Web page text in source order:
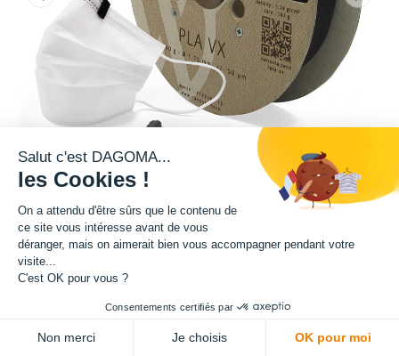
Matière : PLA VX
Diamètre : 1.75 mm
Grammage : 2000 g
Salut c'est DAGOMA...
les Cookies !
On a attendu d'être sûrs que le contenu de
ce site vous intéresse avant de vous
déranger, mais on aimerait bien vous accompagner pendant votre
visite...
C'est OK pour vous ?
Consentements certifiés par
Non merci Je choisis OK pour moi